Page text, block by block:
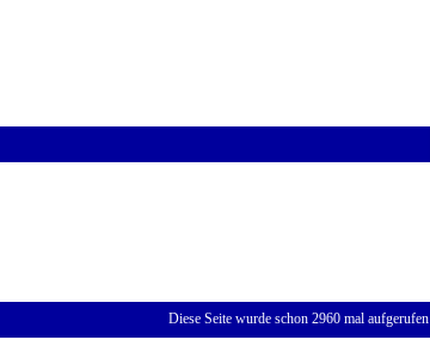
Diese Seite wurde schon 2960 mal aufgerufen